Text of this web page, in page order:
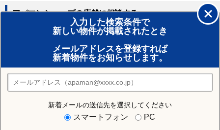
入力した検索条件で
新しい物件が掲載されたとき
メールアドレスを登録すれば
新着物件をお知らせします。
新着メールの送信先を選択してください
スマートフォン PC
アパマンショップの店舗に相談する
賃貸のプロがお部屋探し！
おまかせ物件リクエスト
住みたい街の店舗を探す
店舗検索
住む街研究所でかほく市の情報を見る